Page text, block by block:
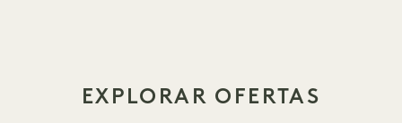
EXPLORAR OFERTAS